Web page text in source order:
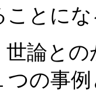
ことに
世論と
つの事